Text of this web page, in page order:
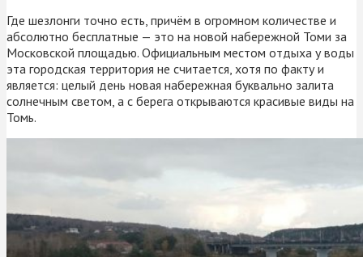
Где шезлонги точно есть, причём в огромном количестве и
абсолютно бесплатные — это на новой набережной Томи за
Московской площадью. Официальным местом отдыха у воды
эта городская территория не считается, хотя по факту и
является: целый день новая набережная буквально залита
солнечным светом, а с берега открываются красивые виды на
Томь.